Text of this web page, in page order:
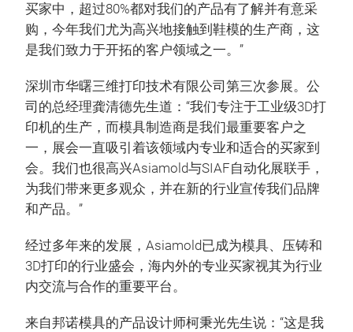
买家中，超过80%都对我们的产品有了解并有意采
购，今年我们尤为高兴地接触到鞋模的生产商，这
是我们致力于开拓的客户领域之一。”
深圳市华曙三维打印技术有限公司第三次参展。公
司的总经理龚清德先生道：“我们专注于工业级3D打
印机的生产，而模具制造商是我们最重要客户之
一，展会一直吸引着该领域内专业和适合的买家到
会。我们也很高兴Asiamold与SIAF自动化展联手，
为我们带来更多观众，并在新的行业宣传我们品牌
和产品。”
经过多年来的发展，Asiamold已成为模具、压铸和
3D打印的行业盛会，海内外的专业买家视其为行业
内交流与合作的重要平台。
来自邦诺模具的产品设计师柯秉光先生说：“这是我